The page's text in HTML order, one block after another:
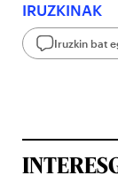
IRUZKINAK
Iruzkin bat